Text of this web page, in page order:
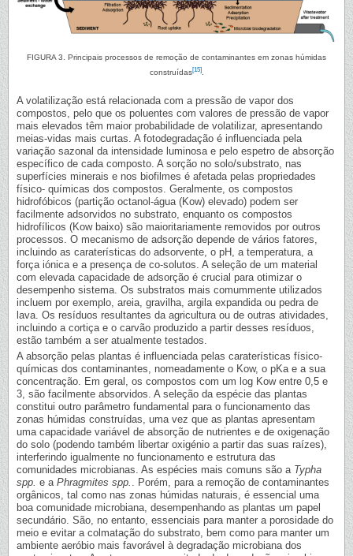
FIGURA 3. Principais processos de remoção de contaminantes em zonas húmidas
construídas[15].
A volatilização está relacionada com a pressão de vapor dos
compostos, pelo que os poluentes com valores de pressão de vapor
mais elevados têm maior probabilidade de volatilizar, apresentando
meias-vidas mais curtas. A fotodegradação é influenciada pela
variação sazonal da intensidade luminosa e pelo espetro de absorção
específico de cada composto. A sorção no solo/substrato, nas
superfícies minerais e nos biofilmes é afetada pelas propriedades
físico- químicas dos compostos. Geralmente, os compostos
hidrofóbicos (partição octanol-água (Kow) elevado) podem ser
facilmente adsorvidos no substrato, enquanto os compostos
hidrofílicos (Kow baixo) são maioritariamente removidos por outros
processos. O mecanismo de adsorção depende de vários fatores,
incluindo as caraterísticas do adsorvente, o pH, a temperatura, a
força iónica e a presença de co-solutos. A seleção de um material
com elevada capacidade de adsorção é crucial para otimizar o
desempenho sistema. Os substratos mais comummente utilizados
incluem por exemplo, areia, gravilha, argila expandida ou pedra de
lava. Os resíduos resultantes da agricultura ou de outras atividades,
incluindo a cortiça e o carvão produzido a partir desses resíduos,
estão também a ser atualmente testados.
A absorção pelas plantas é influenciada pelas caraterísticas físico-
químicas dos contaminantes, nomeadamente o Kow, o pKa e a sua
concentração. Em geral, os compostos com um log Kow entre 0,5 e
3, são facilmente absorvidos. A seleção da espécie das plantas
constitui outro parâmetro fundamental para o funcionamento das
zonas húmidas construídas, uma vez que as plantas apresentam
uma capacidade variável de absorção de nutrientes e de oxigenação
do solo (podendo também libertar oxigénio a partir das suas raízes),
interferindo igualmente no funcionamento e estrutura das
comunidades microbianas. As espécies mais comuns são a Typha
spp. e a Phragmites spp. . Porém, para a remoção de contaminantes
orgânicos, tal como nas zonas húmidas naturais, é essencial uma
boa comunidade microbiana, desempenhando as plantas um papel
secundário. São, no entanto, essenciais para manter a porosidade do
meio e evitar a colmatação do substrato, bem como para manter um
ambiente aeróbio mais favorável à degradação microbiana dos